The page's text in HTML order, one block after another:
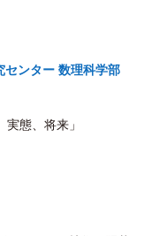
センター 数理科学部
態、将来」